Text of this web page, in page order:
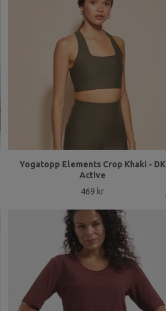
Yogatopp Elements Crop Khaki - DK
Active
469 kr